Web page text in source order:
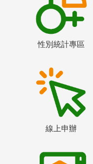
性別統計專區
線上申辦